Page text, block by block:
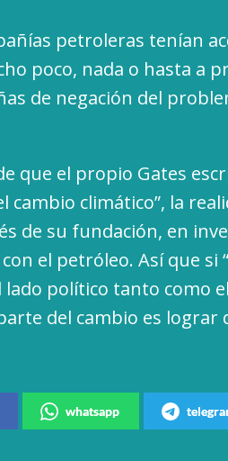
petroleras tenían
poco, nada o hasta a
de negación del
que el propio Gates
climático”, la
de su fundación, en
el petróleo. Así que si
lado político tanto como
del cambio es lograr
whatsapp